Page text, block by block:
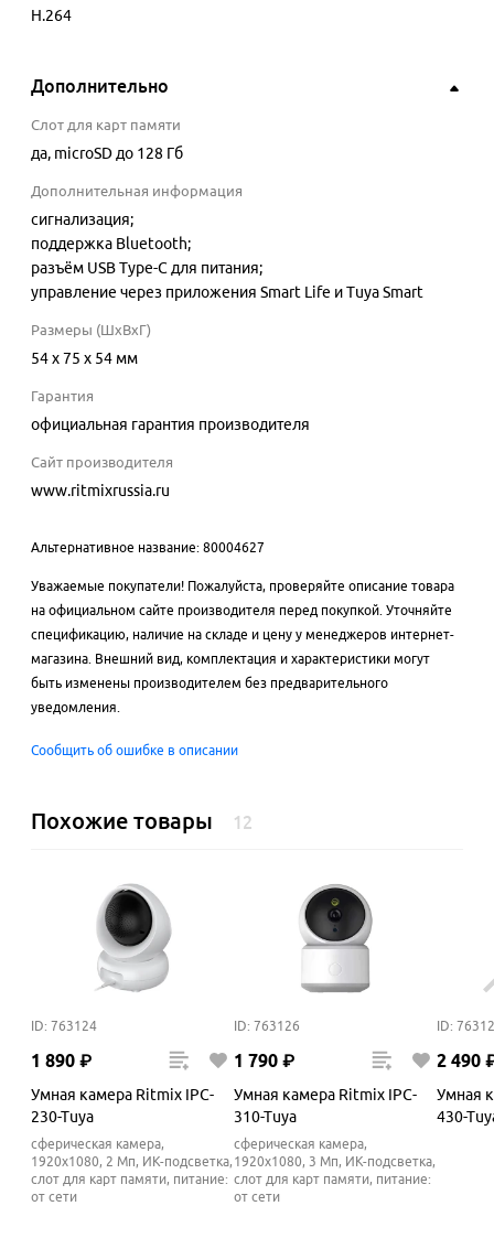
H.264
Дополнительно
Слот для карт памяти
да, microSD до 128 Гб
Дополнительная информация
сигнализация;
поддержка Bluetooth;
разъём USB Type-C для питания;
управление через приложения Smart Life и Tuya Smart
Размеры (ШхВхГ)
54 x 75 x 54 мм
Гарантия
официальная гарантия производителя
Сайт производителя
www.ritmixrussia.ru
Альтернативное название: 80004627
Уважаемые покупатели! Пожалуйста, проверяйте описание товара
на официальном сайте производителя перед покупкой. Уточняйте
спецификацию, наличие на складе и цену у менеджеров интернет-
магазина. Внешний вид, комплектация и характеристики могут
быть изменены производителем без предварительного
уведомления.
Сообщить об ошибке в описании
Похожие товары 12
ID: 763124
1 890 ₽
Умная камера Ritmix IPC-
230-Tuya
сферическая камера,
1920x1080, 2 Мп, ИК-подсветка,
слот для карт памяти, питание:
от сети
ID: 763126
1 790 ₽
Умная камера Ritmix IPC-
310-Tuya
сферическая камера,
1920x1080, 3 Мп, ИК-подсветка,
слот для карт памяти, питание:
от сети
ID:
2 490
Умная
430-